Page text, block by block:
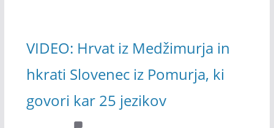
VIDEO: Hrvat iz Medžimurja in
hkrati Slovenec iz Pomurja, ki
govori kar 25 jezikov